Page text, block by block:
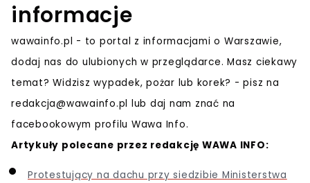
informacje
wawainfo.pl - to portal z informacjami o Warszawie,
dodaj nas do ulubionych w przeglądarce. Masz ciekawy
temat? Widzisz wypadek, pożar lub korek? - pisz na
redakcja@wawainfo.pl lub daj nam znać na
facebookowym profilu Wawa Info.
Artykuły polecane przez redakcję WAWA INFO:
Protestujący na dachu przy siedzibie Ministerstwa